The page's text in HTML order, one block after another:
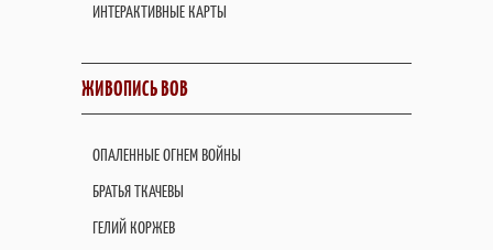
ИНТЕРАКТИВНЫЕ КАРТЫ
ЖИВОПИСЬ ВОВ
ОПАЛЕННЫЕ ОГНЕМ ВОЙНЫ
БРАТЬЯ ТКАЧЕВЫ
ГЕЛИЙ КОРЖЕВ